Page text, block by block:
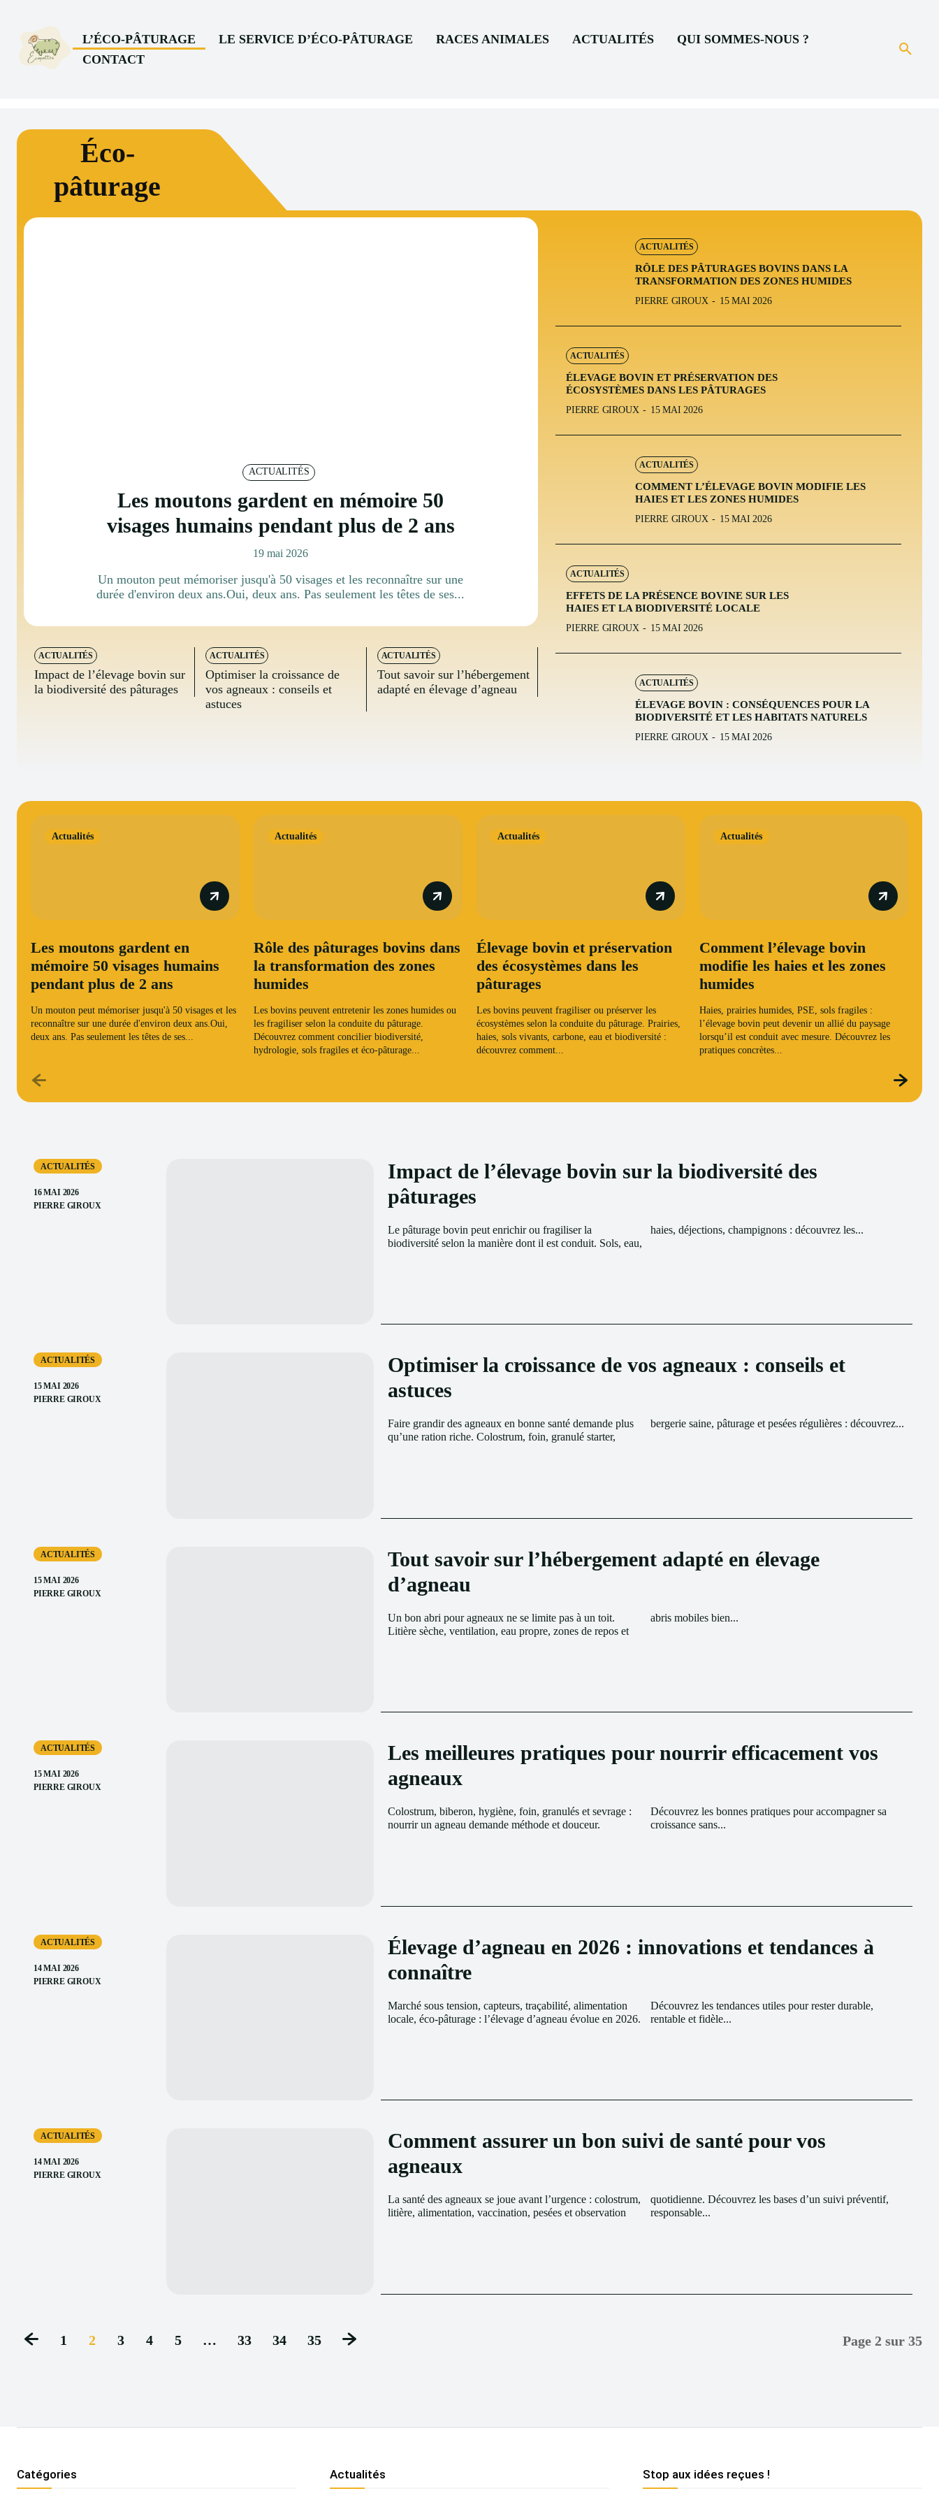
L’ÉCO-PÂTURAGE LE SERVICE D’ÉCO-PÂTURAGE RACES ANIMALES ACTUALITÉS
QUI SOMMES-NOUS ?
CONTACT
Éco-
pâturage
ACTUALITÉS
Les moutons gardent en mémoire 50
visages humains pendant plus de 2 ans
19 mai 2026
Un mouton peut mémoriser jusqu'à 50 visages et les reconnaître sur une
durée d'environ deux ans.Oui, deux ans. Pas seulement les têtes de ses...
ACTUALITÉS
Impact de l’élevage bovin sur
la biodiversité des pâturages
ACTUALITÉS
Optimiser la croissance de
vos agneaux : conseils et
astuces
ACTUALITÉS
Tout savoir sur l’hébergement
adapté en élevage d’agneau
ACTUALITÉS
RÔLE DES PÂTURAGES BOVINS DANS LA
TRANSFORMATION DES ZONES HUMIDES
PIERRE GIROUX - 15 MAI 2026
ACTUALITÉS
ÉLEVAGE BOVIN ET PRÉSERVATION DES
ÉCOSYSTÈMES DANS LES PÂTURAGES
PIERRE GIROUX - 15 MAI 2026
ACTUALITÉS
COMMENT L’ÉLEVAGE BOVIN MODIFIE LES
HAIES ET LES ZONES HUMIDES
PIERRE GIROUX - 15 MAI 2026
ACTUALITÉS
EFFETS DE LA PRÉSENCE BOVINE SUR LES
HAIES ET LA BIODIVERSITÉ LOCALE
PIERRE GIROUX - 15 MAI 2026
ACTUALITÉS
ÉLEVAGE BOVIN : CONSÉQUENCES POUR LA
BIODIVERSITÉ ET LES HABITATS NATURELS
PIERRE GIROUX - 15 MAI 2026
Actualités
Les moutons gardent en
mémoire 50 visages humains
pendant plus de 2 ans
Un mouton peut mémoriser jusqu'à 50 visages et les
reconnaître sur une durée d'environ deux ans.Oui,
deux ans. Pas seulement les têtes de ses...
Actualités
Rôle des pâturages bovins dans
la transformation des zones
humides
Les bovins peuvent entretenir les zones humides ou
les fragiliser selon la conduite du pâturage.
Découvrez comment concilier biodiversité,
hydrologie, sols fragiles et éco-pâturage...
Actualités
Élevage bovin et préservation
des écosystèmes dans les
pâturages
Les bovins peuvent fragiliser ou préserver les
écosystèmes selon la conduite du pâturage. Prairies,
haies, sols vivants, carbone, eau et biodiversité :
découvrez comment...
Actualités
Comment l’élevage bovin
modifie les haies et les zones
humides
Haies, prairies humides, PSE, sols fragiles :
l’élevage bovin peut devenir un allié du paysage
lorsqu’il est conduit avec mesure. Découvrez les
pratiques concrètes...
ACTUALITÉS
16 MAI 2026
PIERRE GIROUX
Impact de l’élevage bovin sur la biodiversité des
pâturages
Le pâturage bovin peut enrichir ou fragiliser la
biodiversité selon la manière dont il est conduit. Sols, eau,
haies, déjections, champignons : découvrez les...
ACTUALITÉS
15 MAI 2026
PIERRE GIROUX
Optimiser la croissance de vos agneaux : conseils et
astuces
Faire grandir des agneaux en bonne santé demande plus
qu’une ration riche. Colostrum, foin, granulé starter,
bergerie saine, pâturage et pesées régulières : découvrez...
ACTUALITÉS
15 MAI 2026
PIERRE GIROUX
Tout savoir sur l’hébergement adapté en élevage
d’agneau
Un bon abri pour agneaux ne se limite pas à un toit.
Litière sèche, ventilation, eau propre, zones de repos et
abris mobiles bien...
ACTUALITÉS
15 MAI 2026
PIERRE GIROUX
Les meilleures pratiques pour nourrir efficacement vos
agneaux
Colostrum, biberon, hygiène, foin, granulés et sevrage :
nourrir un agneau demande méthode et douceur.
Découvrez les bonnes pratiques pour accompagner sa
croissance sans...
ACTUALITÉS
14 MAI 2026
PIERRE GIROUX
Élevage d’agneau en 2026 : innovations et tendances à
connaître
Marché sous tension, capteurs, traçabilité, alimentation
locale, éco-pâturage : l’élevage d’agneau évolue en 2026.
Découvrez les tendances utiles pour rester durable,
rentable et fidèle...
ACTUALITÉS
14 MAI 2026
PIERRE GIROUX
Comment assurer un bon suivi de santé pour vos
agneaux
La santé des agneaux se joue avant l’urgence : colostrum,
litière, alimentation, vaccination, pesées et observation
quotidienne. Découvrez les bases d’un suivi préventif,
responsable...
1 2 3 4 5 … 33 34 35 Page 2 sur 35
Catégories Actualités Stop aux idées reçues !